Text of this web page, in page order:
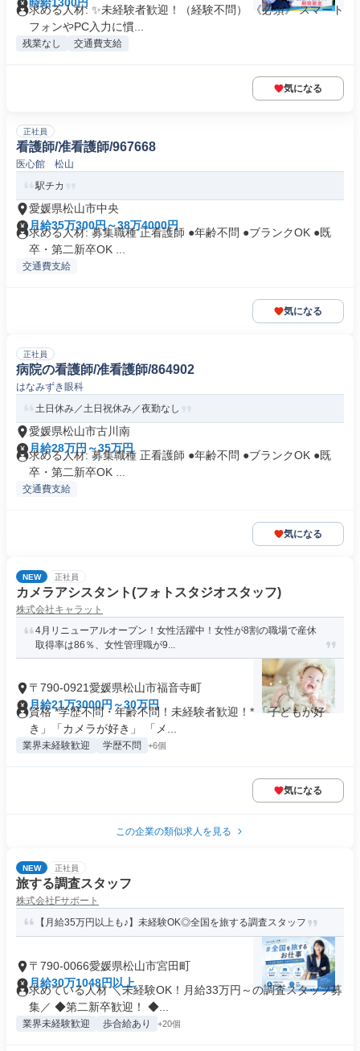
求める人材: ✨未経験者歓迎！（経験不問） 《必須》 スマート
フォンやPC入力に慣...
残業なし 交通費支給
気になる
正社員
看護師/准看護師/967668
医心館 松山
駅チカ
愛媛県松山市中央
月給35万300円～38万4000円
求める人材: 募集職種 正看護師 ●年齢不問 ●ブランクOK ●既
卒・第二新卒OK ...
交通費支給
気になる
正社員
病院の看護師/准看護師/864902
はなみずき眼科
土日休み／土日祝休み／夜勤なし
愛媛県松山市古川南
月給28万円～35万円
求める人材: 募集職種 正看護師 ●年齢不問 ●ブランクOK ●既
卒・第二新卒OK ...
交通費支給
気になる
NEW 正社員
カメラアシスタント(フォトスタジオスタッフ)
株式会社キャラット
4月リニューアルオープン！女性活躍中！女性が8割の職場で産休
取得率は86％、女性管理職が9...
〒790-0921愛媛県松山市福音寺町
月給21万3000円～30万円
資格 *学歴不問・年齢不問！未経験者歓迎！* 「子どもが好
き」「カメラが好き」 「メ...
業界未経験歓迎 学歴不問 +6個
気になる
この企業の類似求人を見る
NEW 正社員
旅する調査スタッフ
株式会社Fサポート
【月給35万円以上も♪】未経験OK◎全国を旅する調査スタッフ
〒790-0066愛媛県松山市宮田町
月給30万1048円以上
求めている人材 ＼未経験OK！月給33万円～の調査スタッフ募
集／ ◆第二新卒歓迎！ ◆...
業界未経験歓迎 歩合給あり +20個